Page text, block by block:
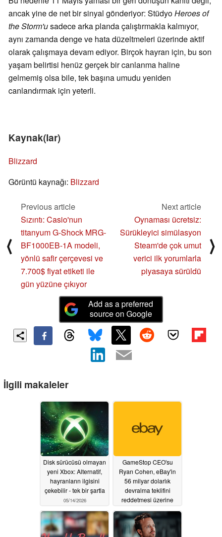
ancak yine de net bir sinyal gönderiyor: StüdyoHeroes of
the Storm'usadece arka planda çalıştırmakla kalmıyor,
aynı zamanda denge ve hata düzeltmeleri üzerinde aktif
olarak çalışmaya devam ediyor. Birçok hayran için, bu son
yaşam belirtisi henüz gerçek bir canlanma haline
gelmemiş olsa bile, tek başına umudu yeniden
canlandırmak için yeterli.
Kaynak(lar)
Blizzard
Görüntü kaynağı: Blizzard
⟨
Previous article
Sızıntı: Casio'nun
titanyum G-Shock MRG-
BF1000EB-1A modeli,
yönlü safir çerçevesi ve
7.700$ fiyat etiketi ile
gün yüzüne çıkıyor
Next article
Oynaması ücretsiz:
Sürükleyici simülasyon
Steam'de çok umut
verici ilk yorumlarla
piyasaya sürüldü
⟩
Add as a preferred
source on Google
İlgili makaleler
Disk sürücüsü olmayan
yeni Xbox: Alternatif,
hayranların ilgisini
çekebilir - tek bir şartla
05/14/2026
GameStop CEO'su
Ryan Cohen, eBay'in
56 milyar dolarlık
devralma teklifini
reddetmesi üzerine
05/13/2026